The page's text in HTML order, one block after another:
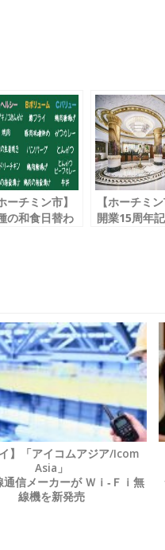
ーチミン市】
の和食日替わ
【ホーチミン
開業15周年
Hotel」
イ】「アイコムアジア/Icom
Asia」
通信メーカーが Ｗｉ‐Ｆｉ無
線機を新発売